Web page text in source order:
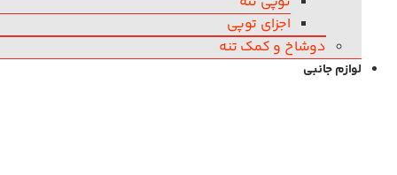
اجزای توپی
دوشاخ و کمک تنه
لوازم جانبی